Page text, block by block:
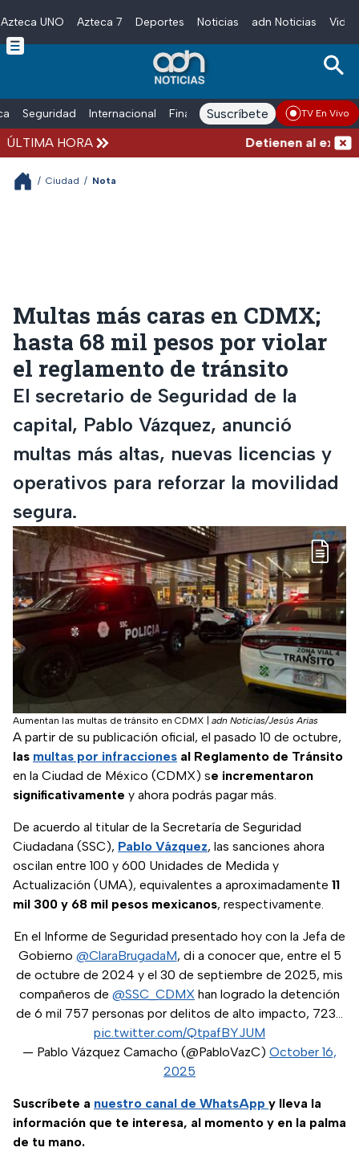
Skip to main content
Azteca UNO Azteca 7 Deportes Noticias adn Noticias
Seguridad Internacional Finanzas adn Noticias Radio
Suscríbete TV En Vivo
ÚLTIMA HORA Detienen al
/ Ciudad / Nota
Multas más caras en CDMX;
hasta 68 mil pesos por violar
el reglamento de tránsito
El secretario de Seguridad de la
capital, Pablo Vázquez, anunció
multas más altas, nuevas licencias y
operativos para reforzar la movilidad
segura.
Aumentan las multas de tránsito en CDMX adn Noticias/Jesús Arias
A partir de su publicación oficial, el pasado 10 de octubre,
las multas por infracciones al Reglamento de Tránsito
en la Ciudad de México (CDMX) se incrementaron
significativamente y ahora podrás pagar más.
De acuerdo al titular de la Secretaría de Seguridad
Ciudadana (SSC), Pablo Vázquez, las sanciones ahora
oscilan entre 100 y 600 Unidades de Medida y
Actualización (UMA), equivalentes a aproximadamente 11
mil 300 y 68 mil pesos mexicanos, respectivamente.
En el Informe de Seguridad presentado hoy con la Jefa de
Gobierno @ClaraBrugadaM, di a conocer que, entre el 5
de octubre de 2024 y el 30 de septiembre de 2025, mis
compañeros de @SSC_CDMX han logrado la detención
de 6 mil 757 personas por delitos de alto impacto, 723…
pic.twitter.com/QtpafBYJUM
— Pablo Vázquez Camacho (@PabloVazC) October 16,
2025
Suscríbete a nuestro canal de WhatsApp y lleva la
información que te interesa, al momento y en la palma
de tu mano.